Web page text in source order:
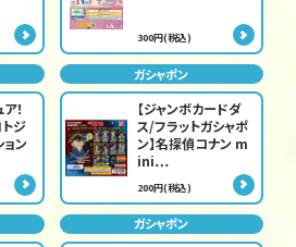
300円(税込)
！
ジ
ン
ガシャポン
【ジャンボカードダ
ス/フラットガシャポ
ン】名探偵コナン m
ini…
200円(税込)
ガシャポン